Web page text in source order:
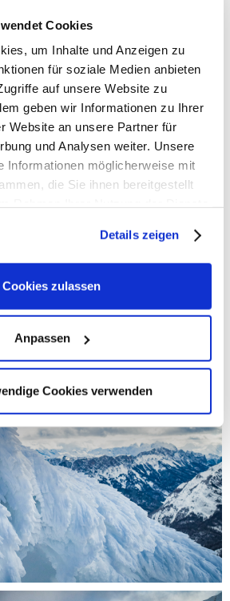
Cookies
um Inhalte und Anzeigen zu
für soziale Medien anbieten
auf unsere Website zu
geben wir Informationen zu Ihrer
Website an unsere Partner für
und Analysen weiter. Unsere
Informationen möglicherweise mit
die Sie ihnen bereitgestellt
Webseite weiterhin nutzen.
Details zeigen
Cookies zulassen
Anpassen
Cookies verwenden
ohne zu brechen.
hält Schnee, Kälte und sogar Lawinen aus,